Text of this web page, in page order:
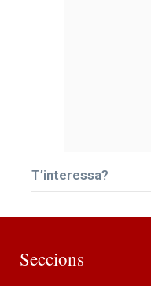
T’interessa?
Seccions